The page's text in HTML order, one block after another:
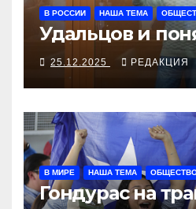
В РОССИИ НАША ТЕМА
Удальцов и
25.12.2025 РЕДАКЦИЯ
В МИРЕ НАША ТЕМА
Гондурас на